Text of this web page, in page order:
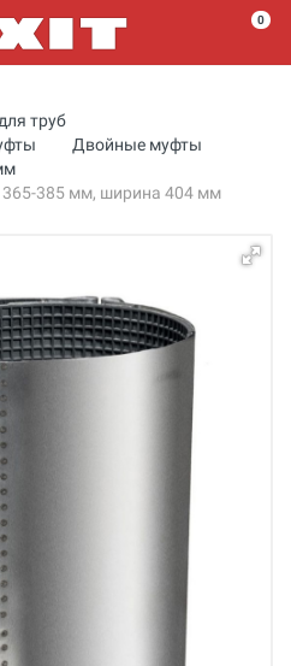
0
труб
Двойные муфты
385 мм, ширина 404 мм